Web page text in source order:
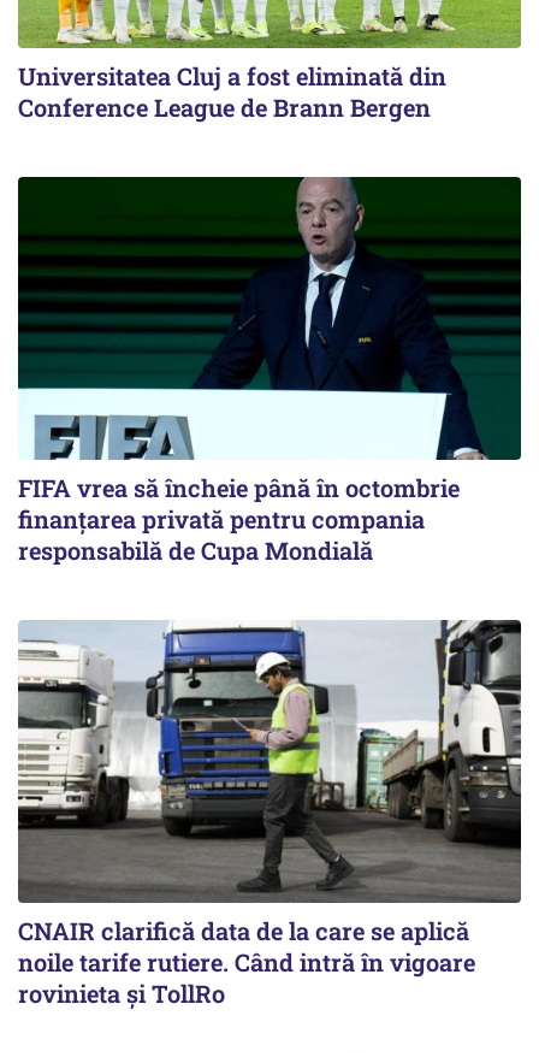
Universitatea Cluj a fost eliminată din
Conference League de Brann Bergen
FIFA vrea să încheie până în octombrie
finanțarea privată pentru compania
responsabilă de Cupa Mondială
CNAIR clarifică data de la care se aplică
noile tarife rutiere. Când intră în vigoare
rovinieta și TollRo